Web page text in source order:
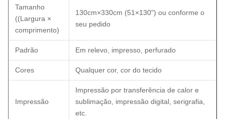
Tamanho
((Largura ×
comprimento)
130cm×330cm (51×130") ou conforme o
seu pedido
Padrão Em relevo, impresso, perfurado
Cores Qualquer cor, cor do tecido
Impressão
Impressão por transferência de calor e
sublimação, impressão digital, serigrafia,
etc.